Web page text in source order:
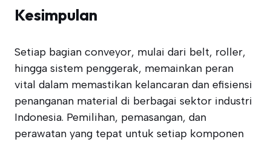
Kesimpulan
Setiap bagian conveyor, mulai dari belt, roller,
hingga sistem penggerak, memainkan peran
vital dalam memastikan kelancaran dan efisiensi
penanganan material di berbagai sektor industri
Indonesia. Pemilihan, pemasangan, dan
perawatan yang tepat untuk setiap komponen